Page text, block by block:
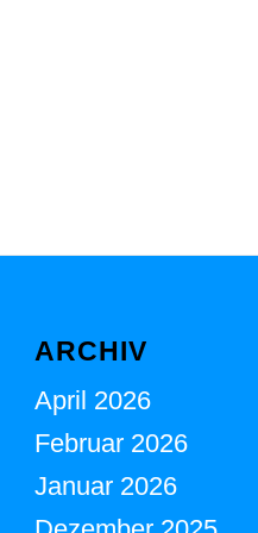
ARCHIV
April 2026
Februar 2026
Januar 2026